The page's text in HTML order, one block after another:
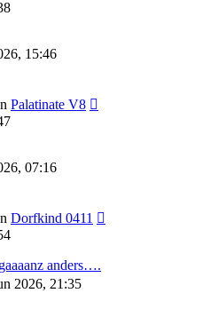
15:46
Palatinate V8
07:16
Dorfkind 0411
anders….
2026, 21:35